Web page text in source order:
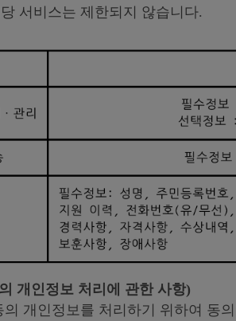
서비스는 제한되지 않습니다.
개인정보 처리에 관한 사항)
개인정보를 처리하기 위하여 동